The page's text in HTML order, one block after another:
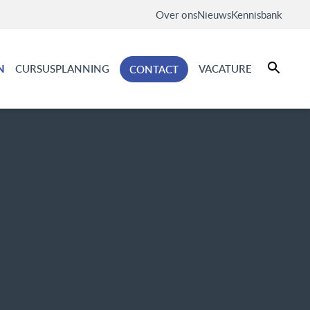
Over onsNieuwsKennisbank
CURSUSPLANNING CONTACT VACATURE